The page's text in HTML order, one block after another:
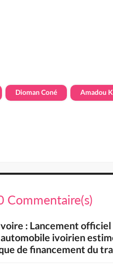
Dioman Coné Amadou
Commentaire(s)
: Lancement
ivoirien
de financement du